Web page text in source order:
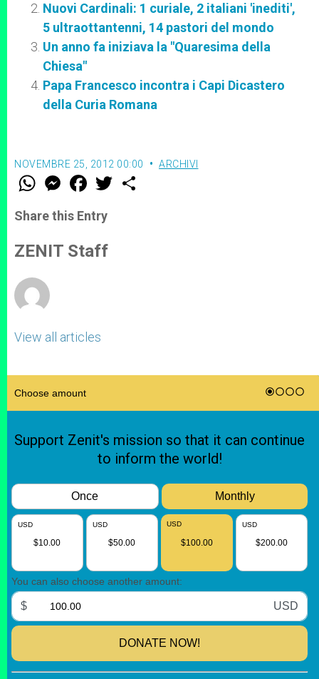
Nuovi Cardinali: 1 curiale, 2 italiani 'inediti',
5 ultraottantenni, 14 pastori del mondo
Un anno fa iniziava la "Quaresima della
Chiesa"
Papa Francesco incontra i Capi Dicastero
della Curia Romana
NOVEMBRE 25, 2012 00:00 ARCHIVI
W
t
s
p
p
M
e
s
e
g
e
F
a
e
b
o
k
w
Share this Entry
ZENIT Staff
View all articles